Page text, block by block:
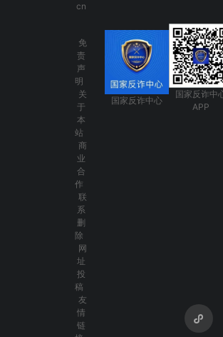
cn
免
责
声
明
关
于
本
站
商
业
合
作
联
系
删
除
网
址
投
稿
友
情
链
国家反诈中心
国家反诈中
APP